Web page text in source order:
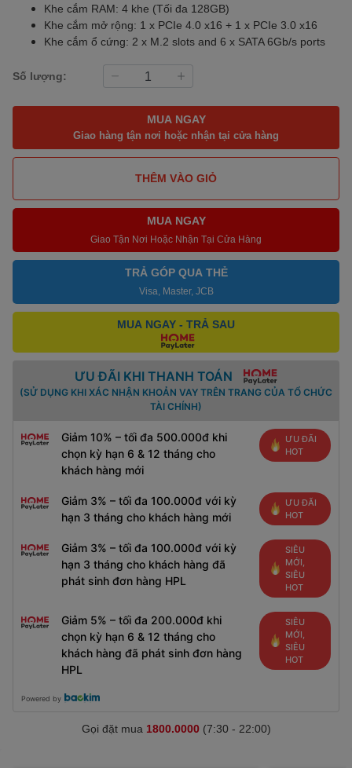
Khe cắm RAM: 4 khe (Tối đa 128GB)
Khe cắm mở rộng: 1 x PCIe 4.0 x16 + 1 x PCIe 3.0 x16
Khe cắm ổ cứng: 2 x M.2 slots and 6 x SATA 6Gb/s ports
Số lượng:
MUA NGAY
Giao hàng tận nơi hoặc nhận tại cửa hàng
THÊM VÀO GIỎ
MUA NGAY
Giao Tận Nơi Hoặc Nhận Tại Cửa Hàng
TRẢ GÓP QUA THẺ
Visa, Master, JCB
MUA NGAY - TRẢ SAU
ƯU ĐÃI KHI THANH TOÁN
(SỬ DỤNG KHI XÁC NHẬN KHOẢN VAY TRÊN TRANG CỦA TỔ CHỨC
TÀI CHÍNH)
Giảm 10% – tối đa 500.000đ khi
chọn kỳ hạn 6 & 12 tháng cho
khách hàng mới
ƯU ĐÃI
HOT
Giảm 3% – tối đa 100.000đ với kỳ
hạn 3 tháng cho khách hàng mới
ƯU ĐÃI
HOT
Giảm 3% – tối đa 100.000đ với kỳ
hạn 3 tháng cho khách hàng đã
phát sinh đơn hàng HPL
SIÊU
MỚI,
SIÊU
HOT
Giảm 5% – tối đa 200.000đ khi
chọn kỳ hạn 6 & 12 tháng cho
khách hàng đã phát sinh đơn hàng
HPL
SIÊU
MỚI,
SIÊU
HOT
Powered by
Gọi đặt mua 1800.0000(7:30 - 22:00)